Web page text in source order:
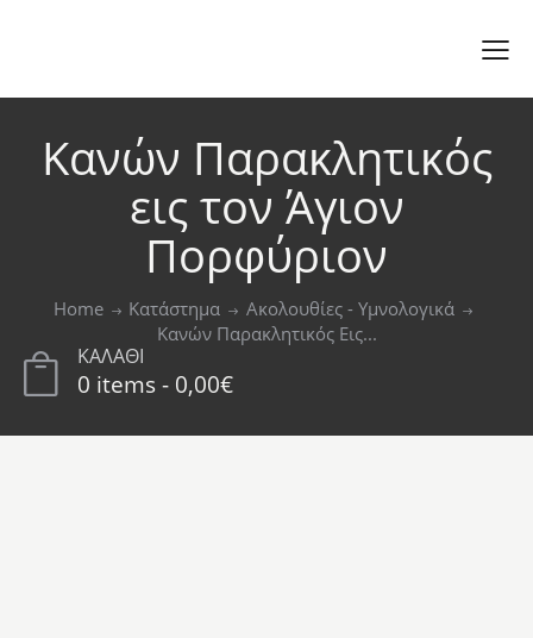
Κανών Παρακλητικός
εις τον Άγιον
Πορφύριον
Home Κατάστημα
Ακολουθίες - Υμνολογικά
Κανών Παρακλητικός Εις...
ΚΑΛΑΘΙ
0 items- 0,00€